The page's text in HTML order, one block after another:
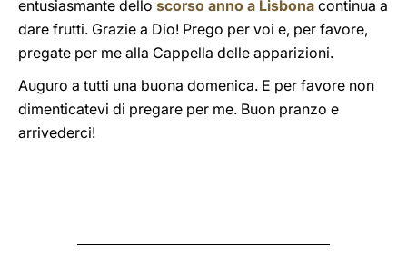
entusiasmante dello scorso anno a Lisbona continua a
dare frutti. Grazie a Dio! Prego per voi e, per favore,
pregate per me alla Cappella delle apparizioni.
Auguro a tutti una buona domenica. E per favore non
dimenticatevi di pregare per me. Buon pranzo e
arrivederci!